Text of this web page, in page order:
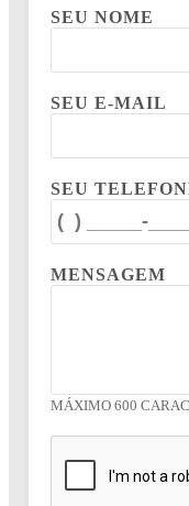
SEU NOME
SEU E-MAIL
SEU
MENSAGEM
MÁXIMO 600